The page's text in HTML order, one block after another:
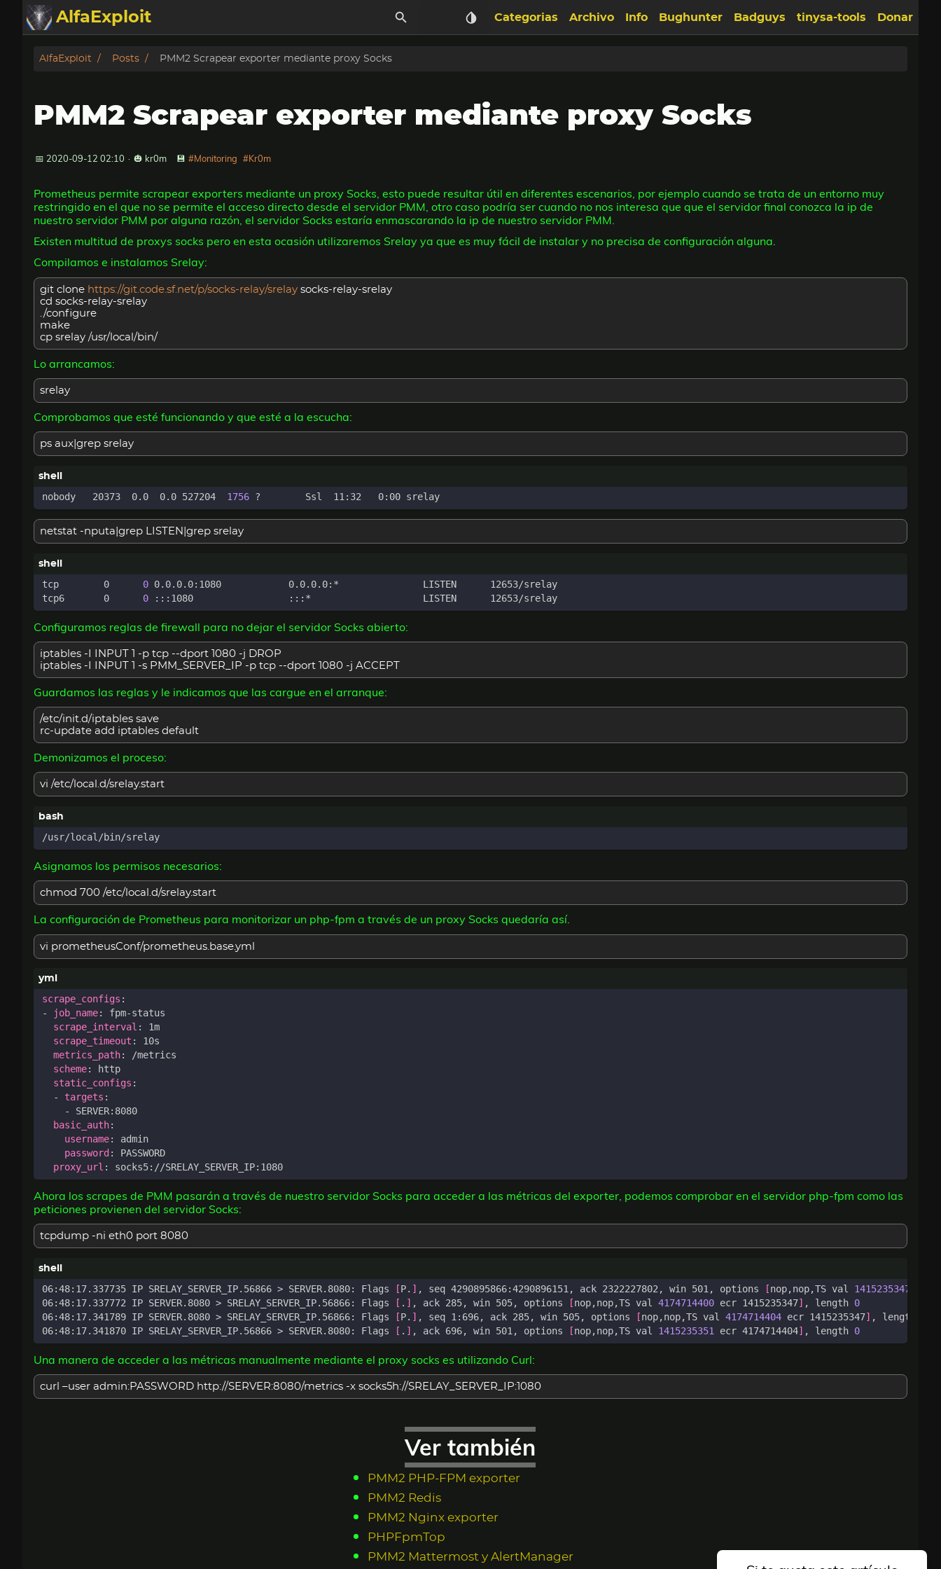
AlfaExploit
Categorias
Info
Bughunter
Badguys
tinysa-tools
Donar
Categorias Archivo Info Bughunter Badguys tinysa-tools Donar
AlfaExploit Posts PMM2 Scrapear exporter mediante proxy Socks
PMM2 Scrapear exporter mediante proxy Socks
📅 2020-09-12 02:10 · 🎃 kr0m 💾 #Monitoring #Kr0m
Prometheus permite scrapear exporters mediante un proxy Socks, esto puede resultar útil en diferentes escenarios, por ejemplo cuando se trata de un entorno muy
restringido en el que no se permite el acceso directo desde el servidor PMM, otro caso podría ser cuando no nos interesa que que el servidor final conozca la ip de
nuestro servidor PMM por alguna razón, el servidor Socks estaría enmascarando la ip de nuestro servidor PMM.
Existen multitud de proxys socks pero en esta ocasión utilizaremos Srelay ya que es muy fácil de instalar y no precisa de configuración alguna.
Compilamos e instalamos Srelay:
git clone https://git.code.sf.net/p/socks-relay/srelay socks-relay-srelay
cd socks-relay-srelay
./configure
make
cp srelay /usr/local/bin/
Lo arrancamos:
srelay
Comprobamos que esté funcionando y que esté a la escucha:
ps aux|grep srelay
nobody   20373  0.0  0.0 527204 1756
netstat -nputa|grep LISTEN|grep srelay
tcp        0 0
tcp6       0 0
Configuramos reglas de firewall para no dejar el servidor Socks abierto:
iptables -I INPUT 1 -p tcp --dport 1080 -j DROP
iptables -I INPUT 1 -s PMM_SERVER_IP -p tcp --dport 1080 -j ACCEPT
Guardamos las reglas y le indicamos que las cargue en el arranque:
/etc/init.d/iptables save
rc-update add iptables default
Demonizamos el proceso:
vi /etc/local.d/srelay.start
Asignamos los permisos necesarios:
chmod 700 /etc/local.d/srelay.start
La configuración de Prometheus para monitorizar un php-fpm a través de un proxy Socks quedaría así.
vi prometheusConf/prometheus.base.yml
scrape_configs :
-
job_name:
fpm-status
scrape_interval :
1m
scrape_timeout :
10s
metrics_path:
/metrics
scheme:
http
static_configs :
- targets :
- SERVER:8080
basic_auth:
username:
admin
password :
PASSWORD
proxy_url : socks5://SRELAY_SERVER_IP:1080
Ahora los scrapes de PMM pasarán a través de nuestro servidor Socks para acceder a las métricas del exporter, podemos comprobar en el servidor php-fpm como las
peticiones provienen del servidor Socks:
tcpdump -ni eth0 port 8080
06:48:17.337735 IP SRELAY_SERVER_IP.56866 > SERVER.8080: Flags [P. ] , seq 4290895866:4290896151, ack 2322227802, win 501, options [nop,nop,TS val 1415235347
06:48:17.337772 IP SERVER.8080 > SRELAY_SERVER_IP.56866: Flags
[ . ] , ack 285, win 505, options [nop,nop,TS val 4174714400 ecr 1415235347] , length 0
06:48:17.341789 IP SERVER.8080 > SRELAY_SERVER_IP.56866: Flags
[P. ] , seq 1:696, ack 285, win 505, options [nop,nop,TS val 4174714404 ecr 1415235347] , length
06:48:17.341870 IP SRELAY_SERVER_IP.56866 > SERVER.8080: Flags
[ . ] , ack 696, win 501, options [nop,nop,TS val 1415235351 ecr 4174714404] , length 0
Una manera de acceder a las métricas manualmente mediante el proxy socks es utilizando Curl:
curl –user admin:PASSWORD http://SERVER:8080/metrics -x socks5h://SRELAY_SERVER_IP:1080
Ver también
PMM2 PHP-FPM exporter
PMM2 Redis
PMM2 Nginx exporter
PHPFpmTop
PMM2 Mattermost y AlertManager